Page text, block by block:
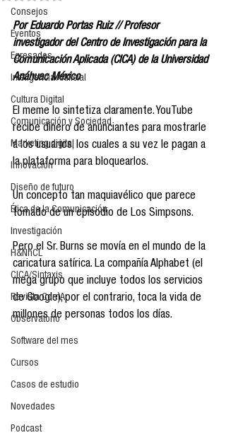
Consejos
Eventos
Egresados
Inteligencia Artificial
Cultura Digital
Comunicación y Sociedad
Marketing digital
Innovación
Diseño de futuro
Ética de la Comunicación
Investigación
H&NhCL
CICA/Sintaxis
Revista ComA
Observatorio
Software del mes
Cursos
Casos de estudio
Novedades
Podcast
Por Eduardo Portas Ruiz // Profesor
investigador del Centro de Investigación para la
Comunicación Aplicada (CICA) de la Universidad
Anáhuac México
El meme lo sintetiza claramente. YouTube
recibe dinero de anunciantes para mostrarle
a los usuarios, los cuales a su vez le pagan a
la plataforma para bloquearlos.
Un concepto tan maquiavélico que parece
tomado de un episodio de Los Simpsons.
Pero el Sr. Burns se movía en el mundo de la
caricatura satírica. La compañía Alphabet (el
mega grupo que incluye todos los servicios
de Google), por el contrario, toca la vida de
millones de personas todos los días.